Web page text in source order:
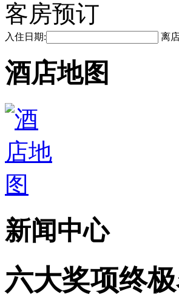
客房预订
入住日期: 离
酒店地图
新闻中心
六大奖项终